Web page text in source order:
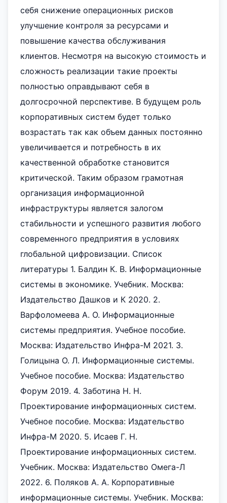
себя снижение операционных рисков
улучшение контроля за ресурсами и
повышение качества обслуживания
клиентов. Несмотря на высокую стоимость и
сложность реализации такие проекты
полностью оправдывают себя в
долгосрочной перспективе. В будущем роль
корпоративных систем будет только
возрастать так как объем данных постоянно
увеличивается и потребность в их
качественной обработке становится
критической. Таким образом грамотная
организация информационной
инфраструктуры является залогом
стабильности и успешного развития любого
современного предприятия в условиях
глобальной цифровизации. Список
литературы 1. Балдин К. В. Информационные
системы в экономике. Учебник. Москва:
Издательство Дашков и К 2020. 2.
Варфоломеева А. О. Информационные
системы предприятия. Учебное пособие.
Москва: Издательство Инфра-М 2021. 3.
Голицына О. Л. Информационные системы.
Учебное пособие. Москва: Издательство
Форум 2019. 4. Заботина Н. Н.
Проектирование информационных систем.
Учебное пособие. Москва: Издательство
Инфра-М 2020. 5. Исаев Г. Н.
Проектирование информационных систем.
Учебник. Москва: Издательство Омега-Л
2022. 6. Поляков А. А. Корпоративные
информационные системы. Учебник. Москва: